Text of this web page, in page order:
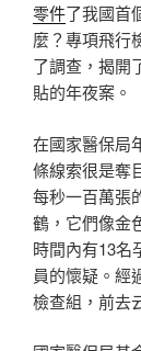
零件了我國首
麼？專項飛行
了調查，揭開
貼的年夜案。
在國家醫保局
條線索很是奪
每秒一百萬張
鶴，它們像金
時間內有13名
員的懷疑。經
檢查組，前去